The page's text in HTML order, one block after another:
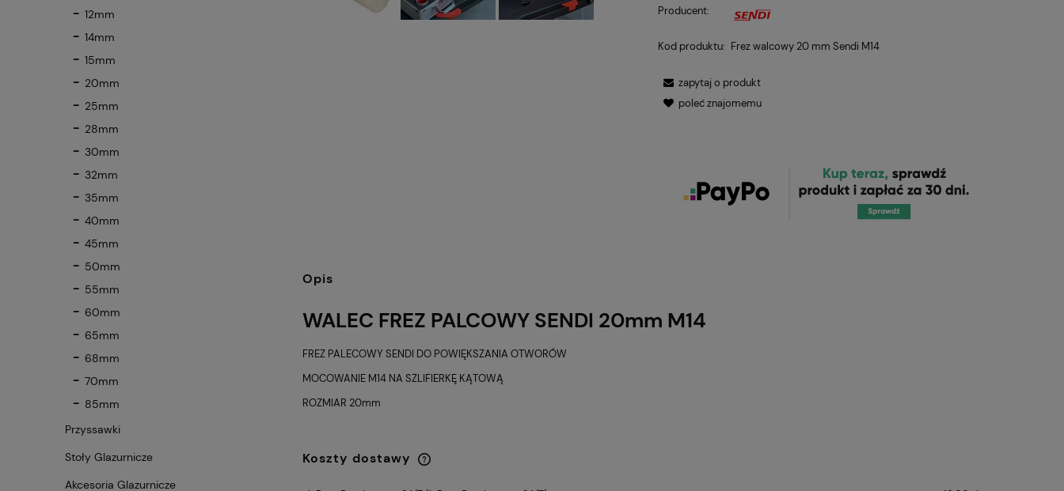
12mm
14mm
15mm
20mm
25mm
28mm
30mm
32mm
35mm
40mm
45mm
50mm
55mm
60mm
65mm
68mm
70mm
85mm
Przyssawki
Stoły Glazurnicze
Akcesoria Glazurnicze
Producent:
Kod produktu: Frez walcowy 20 mm Sendi M14
zapytaj o produkt
poleć znajomemu
Opis
WALEC FREZ PALCOWY SENDI 20mm M14
FREZ PALECOWY SENDI DO POWIĘKSZANIA OTWORÓW
MOCOWANIE M14 NA SZLIFIERKĘ KĄTOWĄ
ROZMIAR 20mm
Koszty dostawy